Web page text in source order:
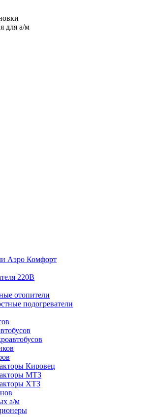
для а/м
Аэро Комфорт
220В
отопители
подогреватели
Кировец
МТЗ
ХТЗ
а/м